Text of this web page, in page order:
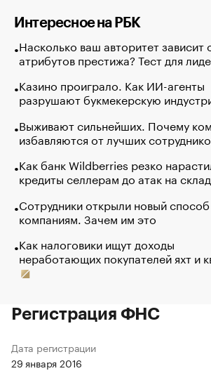
Интересное на РБК
Насколько ваш авторитет зависит
атрибутов престижа? Тест для
Казино проиграло. Как ИИ-агенты
разрушают букмекерскую
Выживают сильнейших. Почему
избавляются от лучших
Как банк Wildberries резко
кредиты селлерам до атак на
Сотрудники открыли новый
компаниям. Зачем им это
Как налоговики ищут доходы
неработающих покупателей яхт и
Регистрация ФНС
Дата регистрации
29 января 2016